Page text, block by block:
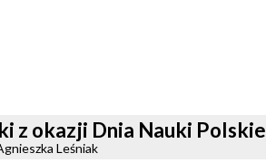
z okazji Dnia Nauki
Leśniak